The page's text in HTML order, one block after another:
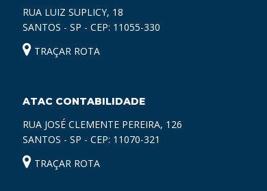
RUA LUIZ SUPLICY, 18
SANTOS - SP - CEP: 11055-330
TRAÇAR ROTA
ATAC CONTABILIDADE
RUA JOSÉ CLEMENTE PEREIRA, 126
SANTOS - SP - CEP: 11070-321
TRAÇAR ROTA